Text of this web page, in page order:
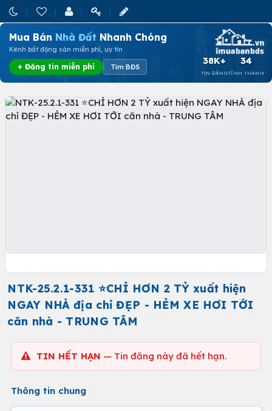
Mua Bán Nhà Đất Nhanh Chóng
Kênh bất động sản miễn phí, uy tín
+ Đăng tin miễn phí Tìm BĐS
38K+
TIN ĐĂNG
34
TỈNH THÀNH
NTK-25.2.1-331 ⭐CHỈ HƠN 2 TỶ xuất hiện
NGAY NHÀ địa chỉ ĐẸP - HẺM XE HƠI TỚI
căn nhà - TRUNG TÂM
TIN HẾT HẠN — Tin đăng này đã hết hạn.
Thông tin chung